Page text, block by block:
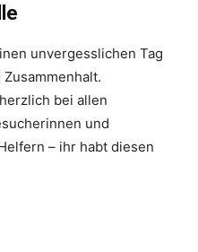
unvergesslichen Tag
bei allen
und
– ihr habt diesen